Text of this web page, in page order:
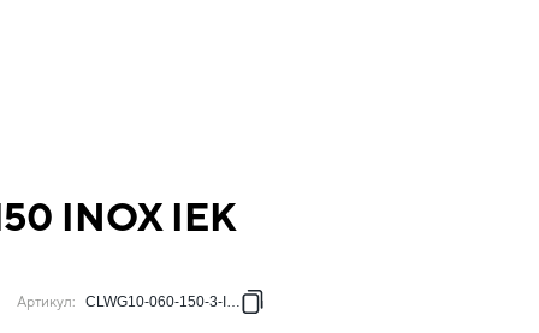
INOX IEK
Артикул: CLWG10-060-150-3-INOX